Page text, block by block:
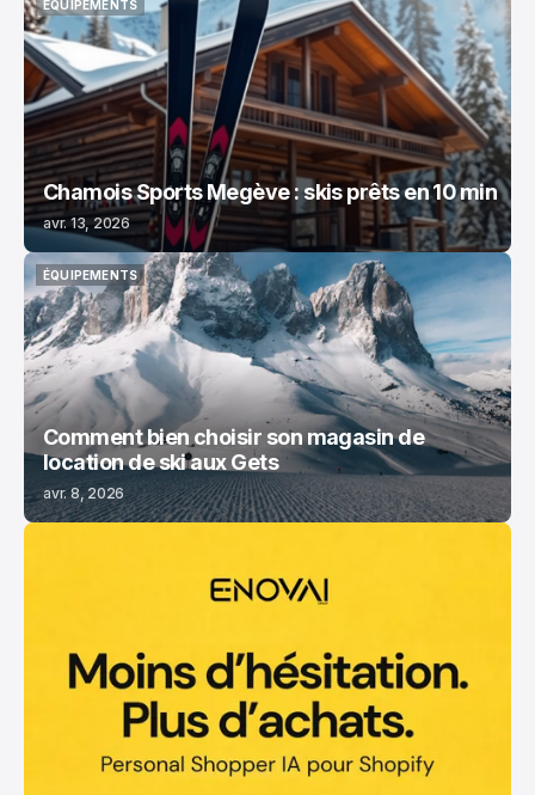
ÉQUIPEMENTS
ÉQUIPEMENTS
Chamois Sports Megève : skis prêts en 10 min
avr. 13, 2026
ÉQUIPEMENTS
ÉQUIPEMENTS
Comment bien choisir son magasin de
location de ski aux Gets
avr. 8, 2026